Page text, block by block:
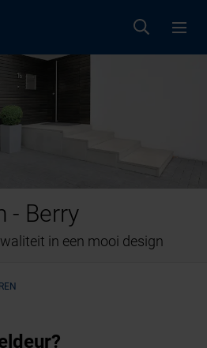
- Berry
in een mooi design